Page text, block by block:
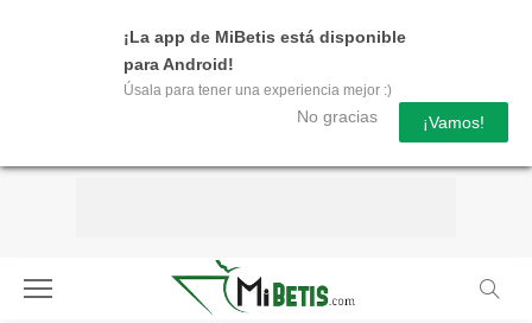
¡La app de MiBetis está disponible
para Android!
Úsala para tener una experiencia mejor :)
No gracias ¡Vamos!